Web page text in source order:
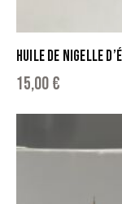
HUILE DE NIGELLE
15,00€